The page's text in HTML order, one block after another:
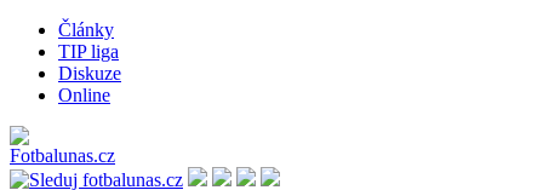
Články
TIP liga
Diskuze
Online